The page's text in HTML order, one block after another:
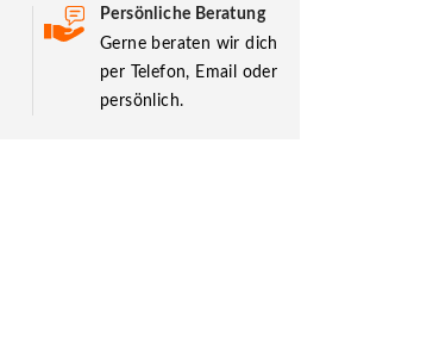
Persönliche Beratung
Gerne beraten wir dich
per Telefon, Email oder
persönlich.